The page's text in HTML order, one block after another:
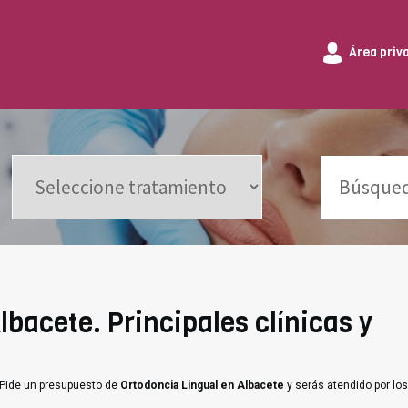
Área
Principales clínicas y
un presupuesto de Ortodoncia Lingual en Albacete y serás atendido por